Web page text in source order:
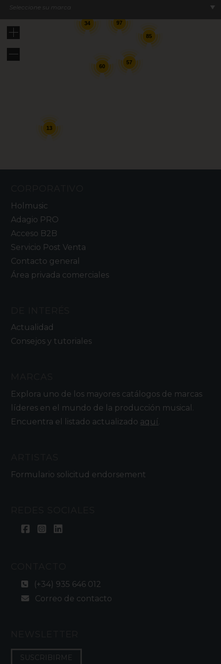
Seleccione su marca
57
85
34
60
97
13
Holmusic
Adagio PRO
Acceso B2B
Servicio Post Venta
Contacto general
Área privada comerciales
Actualidad
Consejos y tutoriales
Explora uno de los mayores catálogos de marcas
líderes en el mundo de la producción musical.
Encuentra el listado actualizado aquí.
Formulario solicitud endorsement
(+34) 935 646 012
Correo de contacto
SUSCRIBIRME